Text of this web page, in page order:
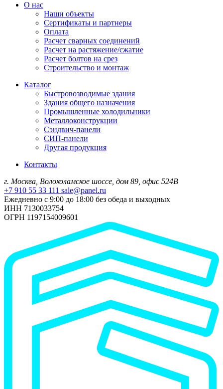
О нас
Наши объекты
Сертификаты и партнеры
Оплата
Расчет сварных соединений
Расчет на растяжение/сжатие
Расчет болтов на срез
Строительство и монтаж
Каталог
Быстровозводимые здания
Здания общего назначения
Промышленные холодильники
Металлоконструкции
Сэндвич-панели
СИП-панели
Другая продукция
Контакты
г. Москва, Волоколамское шоссе, дом 89, офис 524В
+7 910 55 33 111 sale@panel.ru
Ежедневно с 9:00 до 18:00 без обеда и выходных
ИНН 7130033754
ОГРН 1197154009601